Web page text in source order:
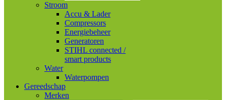
Stroom
Accu & Lader
Compressors
Energiebeheer
Generatoren
STIHL connected /
smart products
Water
Waterpompen
Gereedschap
Merken